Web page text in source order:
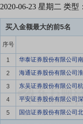
2020-06-23 星期二 类
买入金额最大的前5名
序号
1
华泰证券股份有限公司
2
海通证券股份有限公司
3
东吴证券股份有限公司
4
平安证券股份有限公司
5
国信证券股份有限公司